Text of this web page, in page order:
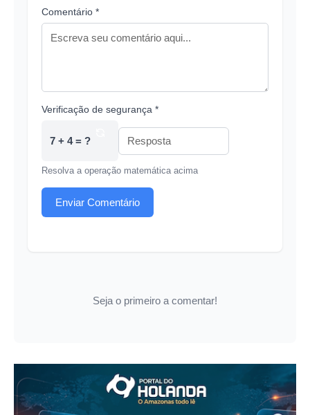
Comentário *
Verificação de segurança *
7 + 4 = ?
Resolva a operação matemática acima
Enviar Comentário
Seja o primeiro a comentar!